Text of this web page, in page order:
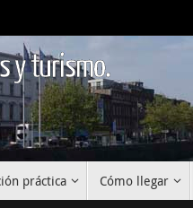
y turismo.
práctica Cómo llegar